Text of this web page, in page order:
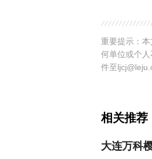
重要提示：
何单位或个
件至
相关推荐
大连万科